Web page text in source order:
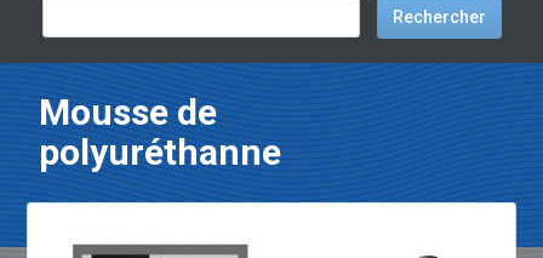
Mousse de
polyuréthanne